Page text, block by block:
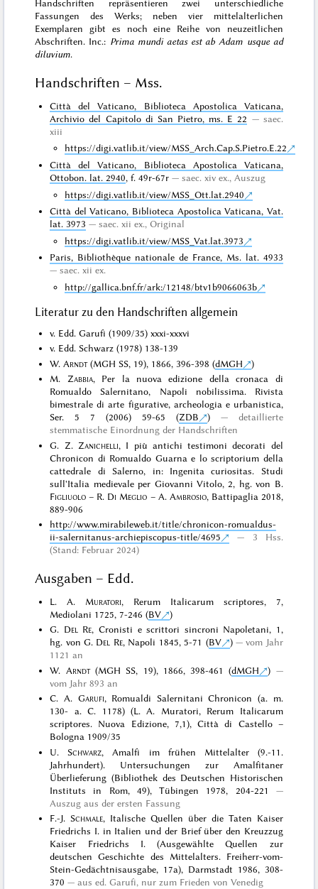
Handschriften repräsentieren zwei unterschiedliche
Fassungen des Werks; neben vier mittelalterlichen
Exemplaren gibt es noch eine Reihe von neuzeitlichen
Abschriften. Inc.: Prima mundi aetas est ab Adam usque ad
diluvium.
Handschriften – Mss.
Città del Vaticano, Biblioteca Apostolica Vaticana,
Archivio del Capitolo di San Pietro, ms. E 22
saec.
xiii
https://digi.vatlib.it/view/MSS_Arch.Cap.S.Pietro.E.22
Città del Vaticano, Biblioteca Apostolica Vaticana,
Ottobon. lat. 2940, f. 49r-67r
saec. xiv ex., Auszug
https://digi.vatlib.it/view/MSS_Ott.lat.2940
Città del Vaticano, Biblioteca Apostolica Vaticana, Vat.
lat. 3973
saec. xii ex.,Original
https://digi.vatlib.it/view/MSS_Vat.lat.3973
Paris, Bibliothèque nationale de France, Ms. lat. 4933
saec. xii ex.
http://gallica.bnf.fr/ark:/12148/btv1b9066063b
Literatur zu den Handschriften allgemein
v. Edd. Garufi (1909/35) xxxi-xxxvi
v. Edd. Schwarz (1978) 138-139
W.Arndt(MGH SS, 19), 1866, 396-398 (dMGH
)
M. Zabbia, Per la nuova edizione della cronaca di
Romualdo Salernitano, Napoli nobilissima. Rivista
bimestrale di arte figurative, archeologia e urbanistica,
Ser. 5 7 (2006) 59-65 (ZDB )
detaillierte
stemmatische Einordnung der Handschriften
G. Z. Zanichelli, I più antichi testimoni decorati del
Chronicon di Romualdo Guarna e lo scriptorium della
cattedrale di Salerno, in: Ingenita curiositas. Studi
sull'Italia medievale per Giovanni Vitolo, 2, hg. von B.
Figliuolo – R. Di Meglio – A. Ambrosio, Battipaglia 2018,
889-906
http://www.mirabileweb.it/title/chronicon-romualdus-
ii-salernitanus-archiepiscopus-title/4695
3 Hss.
(Stand: Februar 2024)
Ausgaben – Edd.
L. A. Muratori, Rerum Italicarum scriptores, 7,
Mediolani 1725, 7-246 (BV
)
G. Del Re, Cronisti e scrittori sincroni Napoletani, 1,
hg. von G. Del Re, Napoli 1845, 5-71 (BV )
vom Jahr
1121 an
W. Arndt(MGH SS, 19), 1866, 398-461 (dMGH
)
vom Jahr 893 an
C. A. Garufi, Romualdi Salernitani Chronicon (a. m.
130- a. C. 1178) (L. A. Muratori, Rerum Italicarum
scriptores. Nuova Edizione, 7,1), Città di Castello –
Bologna 1909/35
U. Schwarz, Amalfi im frühen Mittelalter (9.-11.
Jahrhundert). Untersuchungen zur Amalfitaner
Überlieferung (Bibliothek des Deutschen Historischen
Instituts in Rom, 49), Tübingen 1978, 204-221
Auszug aus der ersten Fassung
F.-J. Schmale, Italische Quellen über die Taten Kaiser
Friedrichs I. in Italien und der Brief über den Kreuzzug
Kaiser Friedrichs I. (Ausgewählte Quellen zur
deutschen Geschichte des Mittelalters. Freiherr-vom-
Stein-Gedächtnisausgabe, 17a), Darmstadt 1986, 308-
370
aus ed. Garufi, nur zum Frieden von Venedig